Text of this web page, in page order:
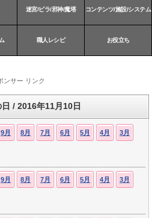
迷宮/ピラ/邪神/魔塔 コンテンツ/施設/システム
職人レシピ お役立ち
ンサー リンク
/ 2016年11月10日
9月 8月 7月 6月 5月 4月 3月
9月 8月 7月 6月 5月 4月 3月